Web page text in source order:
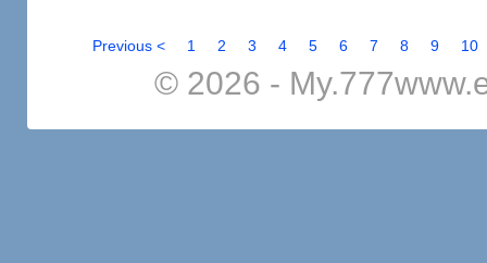
Previous < 1 2 3 4 5 6 7 8 9 10
© 2026 -